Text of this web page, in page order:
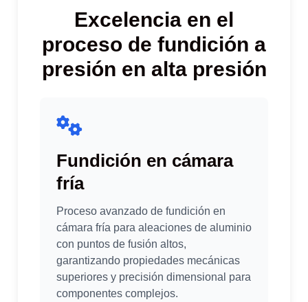
Excelencia en el
proceso de fundición a
presión en alta presión
Fundición en cámara
fría
Proceso avanzado de fundición en
cámara fría para aleaciones de aluminio
con puntos de fusión altos,
garantizando propiedades mecánicas
superiores y precisión dimensional para
componentes complejos.